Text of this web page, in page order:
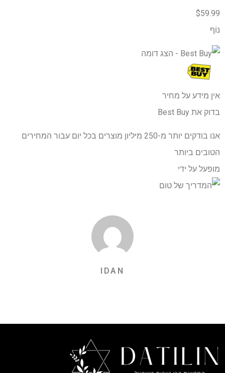
$59.99
נוֹף
אין מידע על מחיר
בדוק את Best Buy
אנו בודקים יותר מ-250 מיליון מוצרים בכל יום עבור המחירים
הטובים ביותר
מופעל על ידי
IDAN